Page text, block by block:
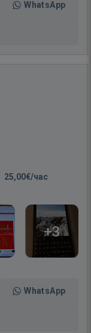
WhatsApp
25,00€/час
+3
WhatsApp